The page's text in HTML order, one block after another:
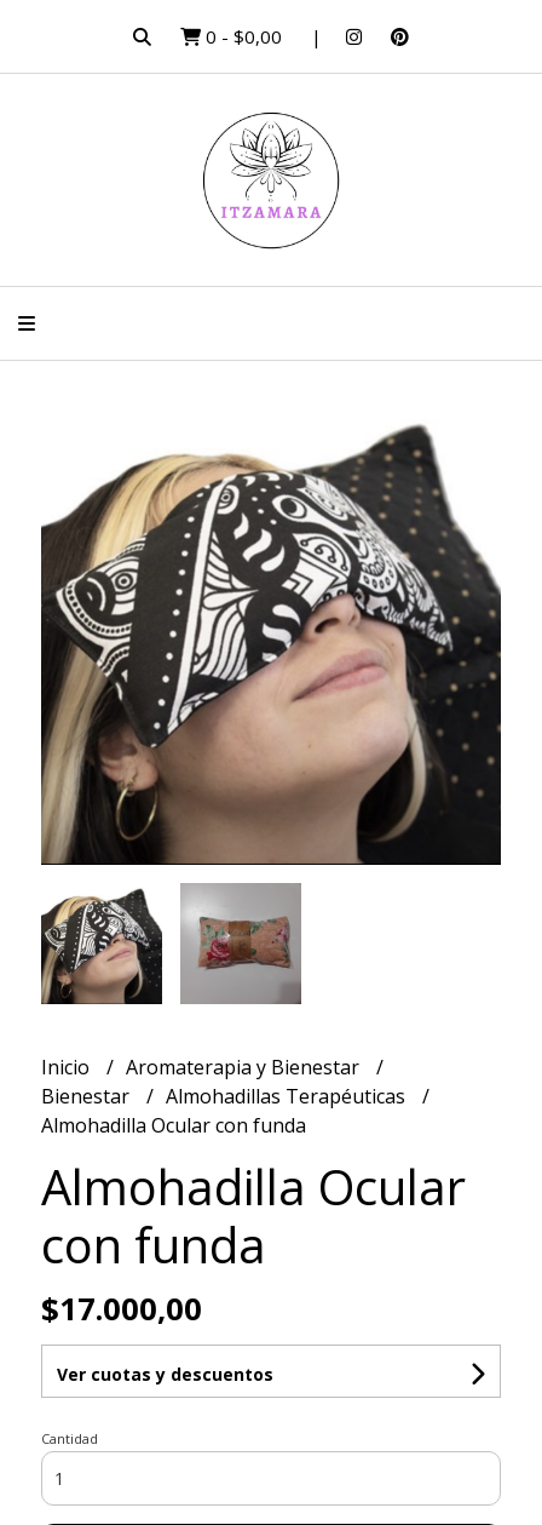
0 - $0,00
Inicio
Aromaterapia y Bienestar
Bienestar
Almohadillas Terapéuticas
Almohadilla Ocular con funda
Almohadilla Ocular
con funda
$17.000,00
Ver cuotas y descuentos
Cantidad